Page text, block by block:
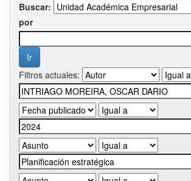
Buscar:
por
Filtros actuales: